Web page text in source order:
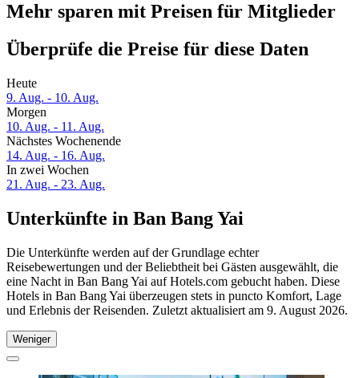
Mehr sparen mit Preisen für Mitglieder
Überprüfe die Preise für diese Daten
Heute
9. Aug. - 10. Aug.
Morgen
10. Aug. - 11. Aug.
Nächstes Wochenende
14. Aug. - 16. Aug.
In zwei Wochen
21. Aug. - 23. Aug.
Unterkünfte in Ban Bang Yai
Die Unterkünfte werden auf der Grundlage echter
Reisebewertungen und der Beliebtheit bei Gästen ausgewählt, die
eine Nacht in Ban Bang Yai auf Hotels.com gebucht haben. Diese
Hotels in Ban Bang Yai überzeugen stets in puncto Komfort, Lage
und Erlebnis der Reisenden. Zuletzt aktualisiert am 9. August 2026.
Weniger